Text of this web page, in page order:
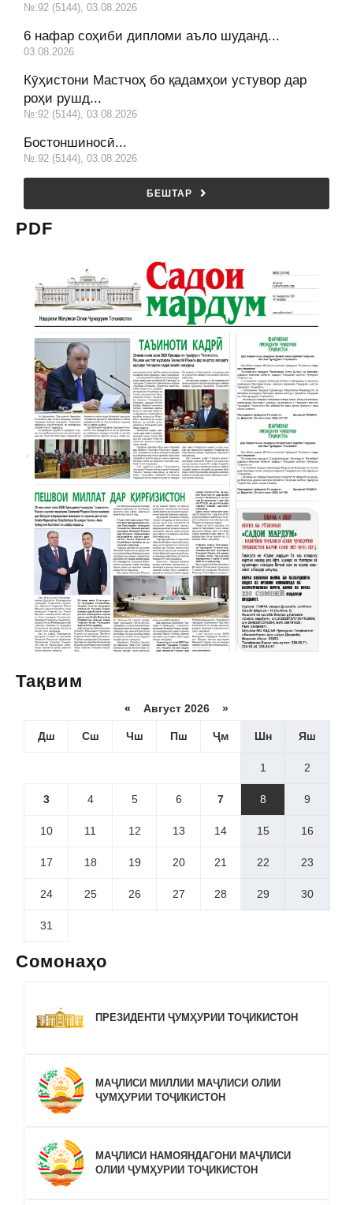
№:92 (5144), 03.08.2026
6 нафар соҳиби дипломи аъло шуданд...
03.08.2026
Кӯҳистони Мастчоҳ бо қадамҳои устувор дар
роҳи рушд...
№:92 (5144), 03.08.2026
Бостоншиносӣ...
№:92 (5144), 03.08.2026
БЕШТАР
PDF
Тақвим
« Август 2026 »
Дш Сш Чш Пш Ҷм Шн Яш
1 2
3 4 5 6 7 8 9
10 11 12 13 14 15 16
17 18 19 20 21 22 23
24 25 26 27 28 29 30
31
Сомонаҳо
ПРЕЗИДЕНТИ ҶУМҲУРИИ ТОҶИКИСТОН
МАҶЛИСИ МИЛЛИИ МАҶЛИСИ ОЛИИ
ҶУМҲУРИИ ТОҶИКИСТОН
МАҶЛИСИ НАМОЯНДАГОНИ МАҶЛИСИ
ОЛИИ ҶУМҲУРИИ ТОҶИКИСТОН